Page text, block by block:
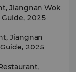
Jiangnan Wok
Guide, 2025
Jiangnan
2025